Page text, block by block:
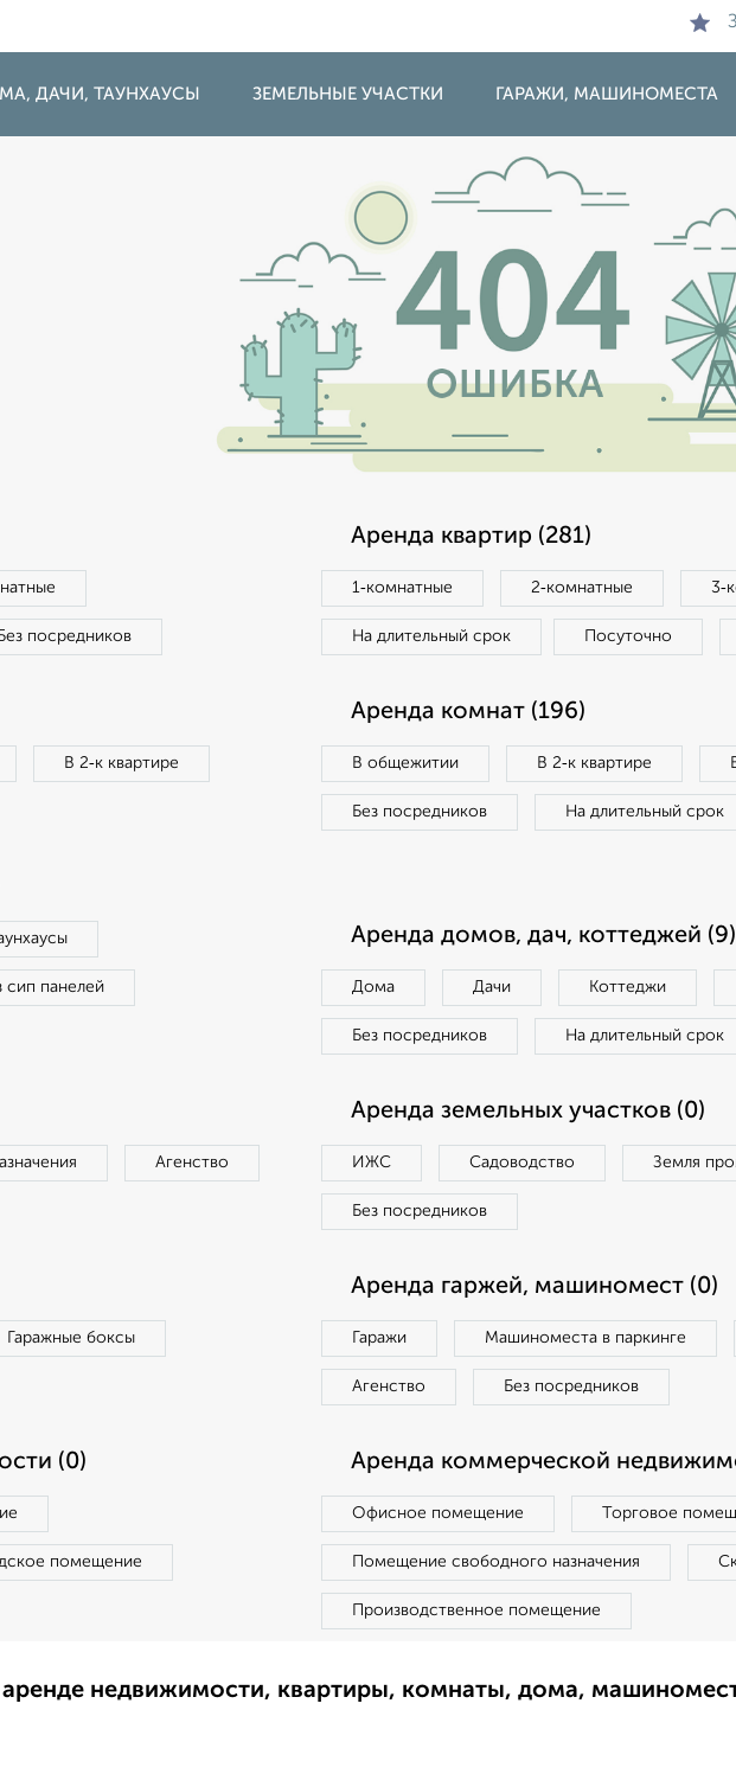
ДАЧИ, ТАУНХАУСЫ ЗЕМЕЛЬНЫЕ УЧАСТКИ ГАРАЖИ, МАШИНОМЕСТА
Без посредников
Аренда квартир (281)
1‑комнатные 2‑комнатные
На длительный срок Посуточно
В 2‑к квартире
Аренда комнат (196)
В общежитии В 2‑к квартире
Без посредников На длительный срок
сип панелей
Аренда домов, дач, коттеджей (9)
Дома Дачи Коттеджи
Без посредников На длительный срок
Агенство
Аренда земельных участков (0)
ИЖС Садоводство Земля
Без посредников
Гаражные боксы
Аренда гаржей, машиномест (0)
Гаражи Машиноместа в паркинге
Агенство Без посредников
(0)
помещение
Аренда коммерческой
Офисное помещение Торговое
Помещение свободного назначения
Производственное помещение
недвижимости, квартиры, комнаты, дома,